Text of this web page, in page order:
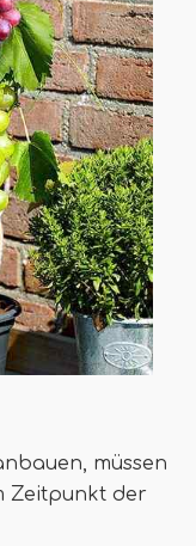
müssen
Zeitpunkt der